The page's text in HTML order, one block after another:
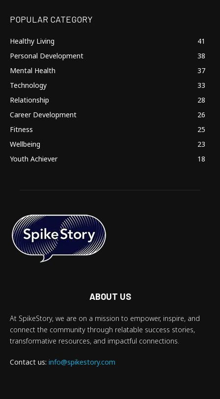
POPULAR CATEGORY
Healthy Living
41
Personal Development
38
Mental Health
37
Technology
33
Relationship
28
Career Development
26
Fitness
25
Wellbeing
23
Youth Achiever
18
ABOUT US
At SpikeStory, we are on a mission to empower, inspire, and
connect the community through relatable success stories,
transformative resources, and impactful connections.
Contact us: info@spikestory.com